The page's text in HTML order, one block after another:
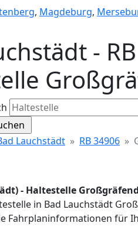
, Magdeburg,
-
Lauchstädt RB 34906
- Haltestelle
in Bad Lauchstädt
Fahrplaninformationen für